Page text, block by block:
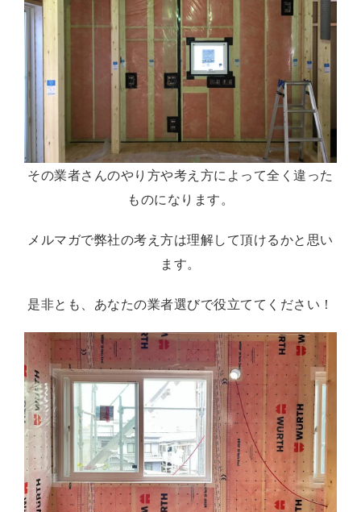
その業者さんのやり方や考え方によって全く違った
ものになります。
メルマガで弊社の考え方は理解して頂けるかと思い
ます。
是非とも、あなたの業者選びで役立ててください！